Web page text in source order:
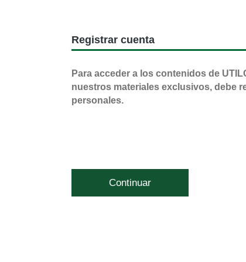
Registrar cuenta
Para acceder a los contenidos de
nuestros materiales exclusivos, debe
personales.
Continuar